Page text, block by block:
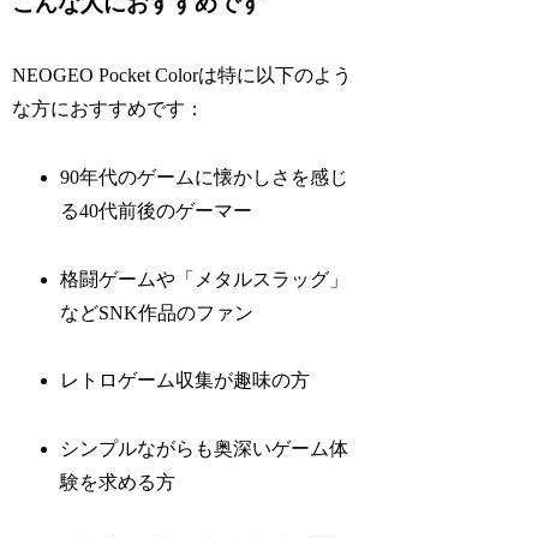
NEOGEO Pocket Colorは特に以下のよう
な方におすすめです：
90年代のゲームに懐かしさを感じ
る40代前後のゲーマー
格闘ゲームや「メタルスラッグ」
などSNK作品のファン
レトロゲーム収集が趣味の方
シンプルながらも奥深いゲーム体
験を求める方